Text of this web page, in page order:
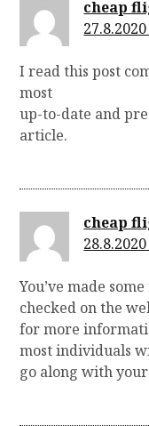
cheap
I read this post
most
up-to-date and
article.
cheap
You’ve made
checked on the
for more
most individuals
go along with